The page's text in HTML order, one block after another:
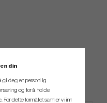
din
gi deg en personlig
og for å holde
For dette formålet samler vi inn